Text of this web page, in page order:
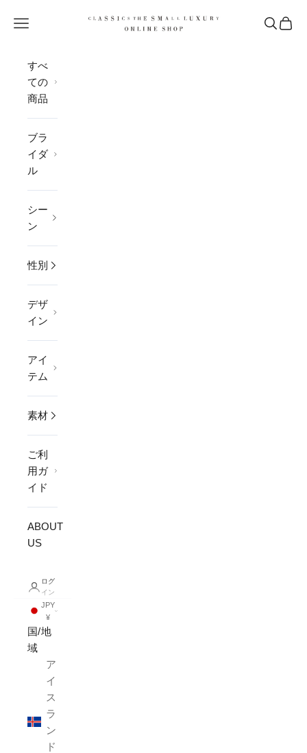
CLASSICS the Small Luxury
メニューを開く 検索を開
カー
すべ
ての
商品
ブラ
イダ
ル
シー
ン
性別
デザ
イン
アイ
テム
素材
ご利
用ガ
イド
ABOUT
US
ログ
イン
JPY
¥
国/地
域
ア
イ
ス
ラ
ン
ド